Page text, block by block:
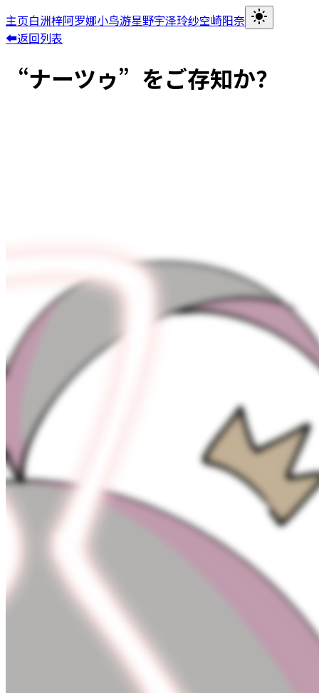
主页白洲梓阿罗娜小鸟游星野宇泽玲纱空崎阳奈
⬅返回列表
“ナーツゥ”をご存知か？